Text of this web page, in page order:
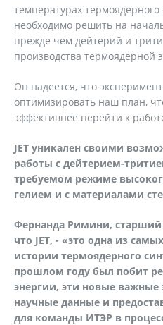
температурах термоядерного
необходимо решить на
прежде чем дейтерий и
производства термоядерной
Он надеется, что
оптимизировать наш план,
эффективнее перейти к
JET уникален своими
работы с дейтерием-
требуемом режиме
гелием и с материалами
Фернанда Римини,
что JET, - «это одна из
истории термоядерного
прошлом году был побит
энергии, эти новые важные
научные данные и
для команды ИТЭР в